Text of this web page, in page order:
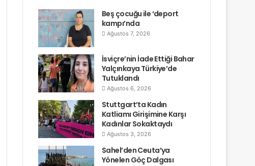
Beş çocuğu ile ‘deport
kampı’nda
Ağustos 7, 2026
İsviçre’nin İade Ettiği Bahar
Yalçınkaya Türkiye’de
Tutuklandı
Ağustos 6, 2026
Stuttgart’ta Kadın
Katliamı Girişimine Karşı
Kadınlar Sokaktaydı
Ağustos 3, 2026
Sahel’den Ceuta’ya
Yönelen Göç Dalgası